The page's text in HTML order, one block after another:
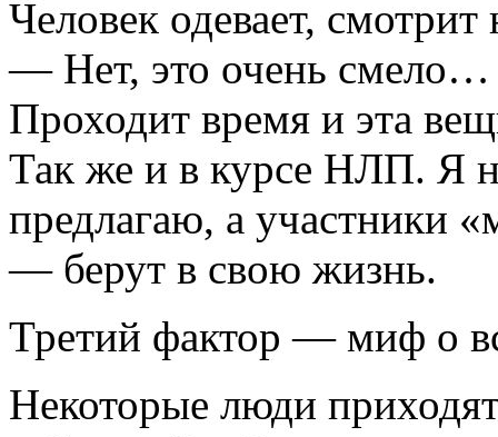
Человек одевает,
― Нет, это очень смело…
Проходит время и эта
Так же и в курсе НЛП. Я
предлагаю, а участники
― берут в свою жизнь.
Третий фактор ― миф о
Некоторые люди